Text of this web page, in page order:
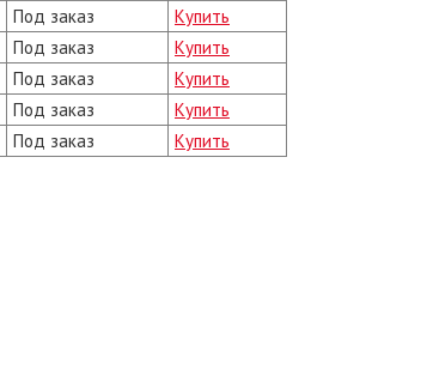
Под заказ
Купить
Под заказ
Купить
Под заказ
Купить
Под заказ
Купить
Под заказ Купить